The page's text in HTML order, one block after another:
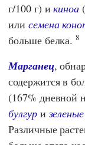
г/100 г) икиноа
или семена
больше белка.8
Марганец,
содержится в
(167% дневной
булгури
Различные